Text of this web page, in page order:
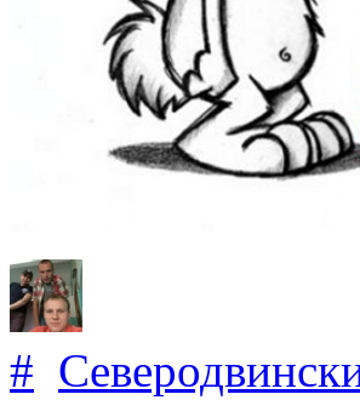
#